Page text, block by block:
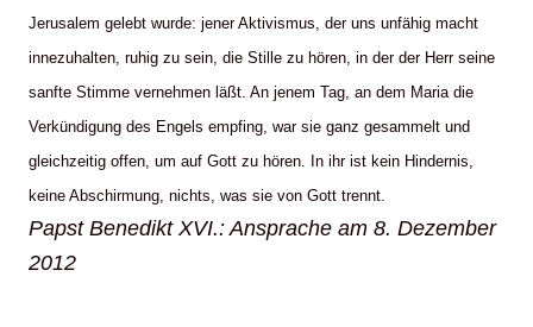
Jerusalem gelebt wurde: jener Aktivismus, der uns unfähig macht
innezuhalten, ruhig zu sein, die Stille zu hören, in der der Herr seine
sanfte Stimme vernehmen läßt. An jenem Tag, an dem Maria die
Verkündigung des Engels empfing, war sie ganz gesammelt und
gleichzeitig offen, um auf Gott zu hören. In ihr ist kein Hindernis,
keine Abschirmung, nichts, was sie von Gott trennt.
Papst Benedikt XVI.: Ansprache am 8. Dezember
2012